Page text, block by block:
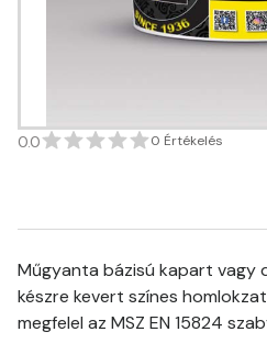
0.0 0 Értékelés
Műgyanta bázisú kapart vagy
készre kevert színes
megfelel az MSZ EN 15824